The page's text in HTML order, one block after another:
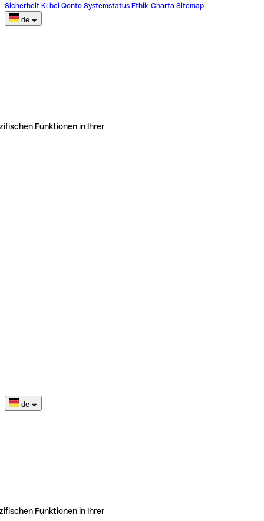
Sicherheit KI bei Qonto Systemstatus Ethik-Charta Sitemap
de
Funktionen in Ihrer
de
Funktionen in Ihrer